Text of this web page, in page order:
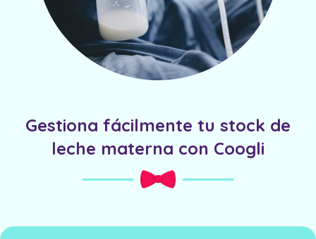
Gestiona fácilmente tu stock de
leche materna con Coogli